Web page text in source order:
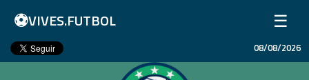
⚽VIVES.FUTBOL ☰
Inicio
08/08/2026